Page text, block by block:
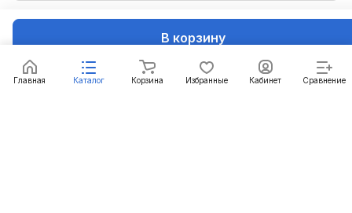
В корзину
Главная Каталог Корзина Избранные Кабинет Сравнение
Подписаться
Интернет-магазин